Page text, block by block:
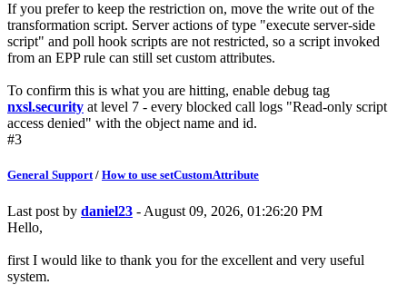
If you prefer to keep the restriction on, move the write out of the
transformation script. Server actions of type "execute server-side
script" and poll hook scripts are not restricted, so a script invoked
from an EPP rule can still set custom attributes.
To confirm this is what you are hitting, enable debug tag
nxsl.security at level 7 - every blocked call logs "Read-only script
access denied" with the object name and id.
#3
General Support/ How to use setCustomAttribute
Last post by daniel23 - August 09, 2026, 01:26:20 PM
Hello,
first I would like to thank you for the excellent and very useful
system.